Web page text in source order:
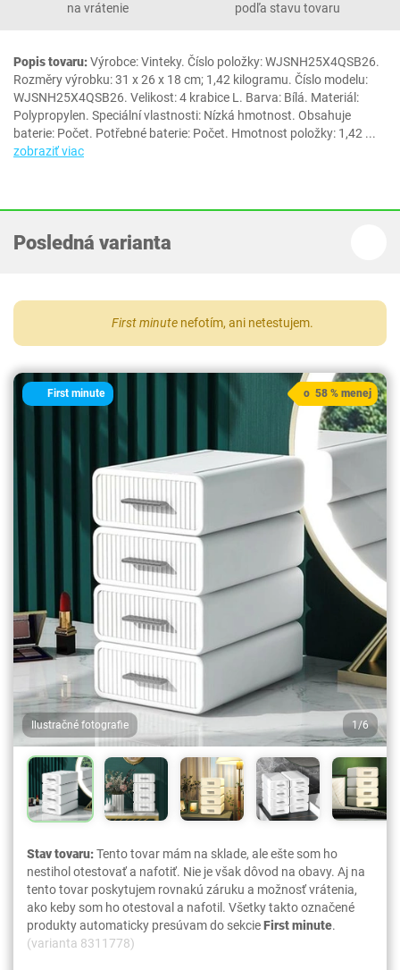
na vrátenie
podľa stavu tovaru
Popis tovaru:Výrobce: Vinteky. Číslo položky: WJSNH25X4QSB26.
Rozměry výrobku: 31 x 26 x 18 cm; 1,42 kilogramu. Číslo modelu:
WJSNH25X4QSB26. Velikost: 4 krabice L. Barva: Bílá. Materiál:
Polypropylen. Speciální vlastnosti: Nízká hmotnost. Obsahuje
baterie: Počet. Potřebné baterie: Počet. Hmotnost položky: 1,42 ...
zobraziť viac
Posledná varianta
First minute nefotím, ani netestujem.
First minute
Ilustračné fotografie 1/6
o 58 % menej
Stav tovaru:Tento tovar mám na sklade, ale ešte som ho
nestihol otestovať a nafotiť. Nie je však dôvod na obavy. Aj na
tento tovar poskytujem rovnakú záruku a možnosť vrátenia,
ako keby som ho otestoval a nafotil. Všetky takto označené
produkty automaticky presúvam do sekcieFirst minute.
(varianta 8311778)